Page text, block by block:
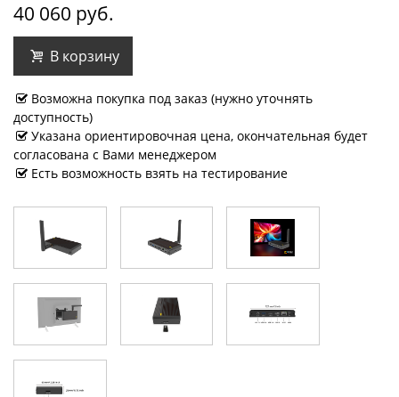
40 060 руб.
В корзину
Возможна покупка под заказ (нужно уточнять
доступность)
Указана ориентировочная цена, окончательная будет
согласована с Вами менеджером
Есть возможность взять на тестирование